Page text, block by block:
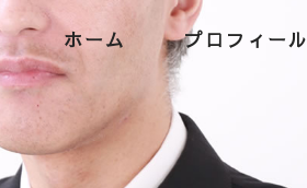
ホーム プロフィール